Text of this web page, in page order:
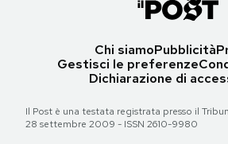
Chi siamoPubblicità
Gestisci le preferenze
Dichiarazione di
Il Post è una testata registrata presso il
28 settembre 2009 - ISSN 2610-9980